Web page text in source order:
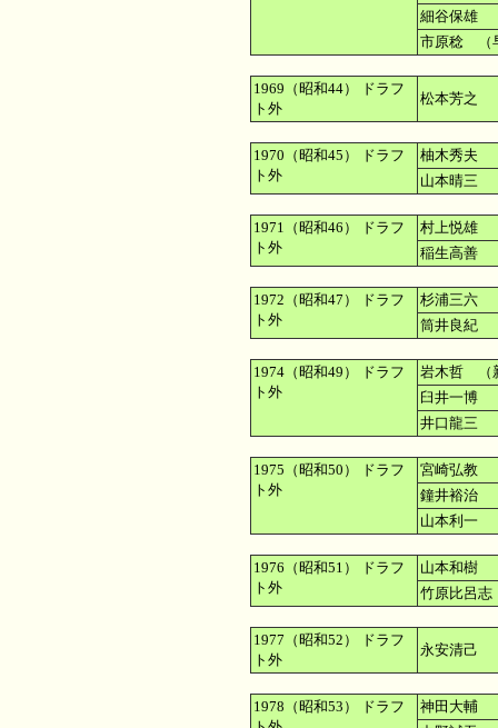
細谷保雄
市原稔 （
1969（昭和44） ドラフ
ト外
松本芳之
1970（昭和45） ドラフ
ト外
柚木秀夫
山本晴三
1971（昭和46） ドラフ
ト外
村上悦雄
稲生高善
1972（昭和47） ドラフ
ト外
杉浦三六
筒井良紀
1974（昭和49） ドラフ
ト外
岩木哲 （
臼井一博
井口龍三
1975（昭和50） ドラフ
ト外
宮崎弘教
鐘井裕治
山本利一
1976（昭和51） ドラフ
ト外
山本和樹
竹原比呂
1977（昭和52） ドラフ
ト外
永安清己
1978（昭和53） ドラフ
神田大輔